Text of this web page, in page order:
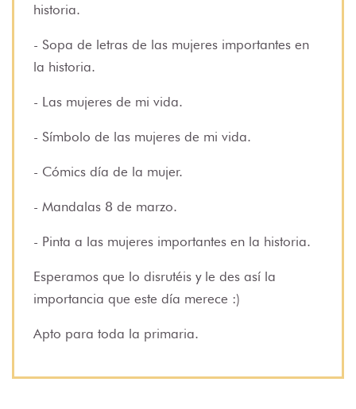
historia.
- Sopa de letras de las mujeres importantes en
la historia.
- Las mujeres de mi vida.
- Símbolo de las mujeres de mi vida.
- Cómics día de la mujer.
- Mandalas 8 de marzo.
- Pinta a las mujeres importantes en la historia.
Esperamos que lo disrutéis y le des así la
importancia que este día merece :)
Apto para toda la primaria.